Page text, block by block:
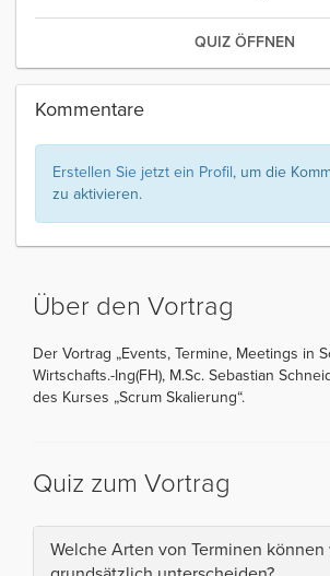
QUIZ ÖFFNEN
Kommentare
Erstellen Sie jetzt ein Profil, um die
zu aktivieren.
Über den Vortrag
Der Vortrag „Events, Termine, Meetings in
Wirtschafts.-Ing(FH), M.Sc. Sebastian
des Kurses „Scrum Skalierung“.
Quiz zum Vortrag
Welche Arten von Terminen können